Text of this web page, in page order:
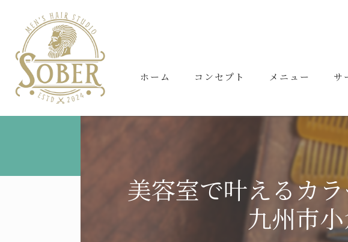
ホーム コンセプト メニュー サ
美容室で叶えるカ
九州市